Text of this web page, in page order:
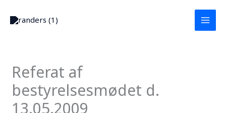
Referat af
bestyrelsesmødet d.
13.05.2009